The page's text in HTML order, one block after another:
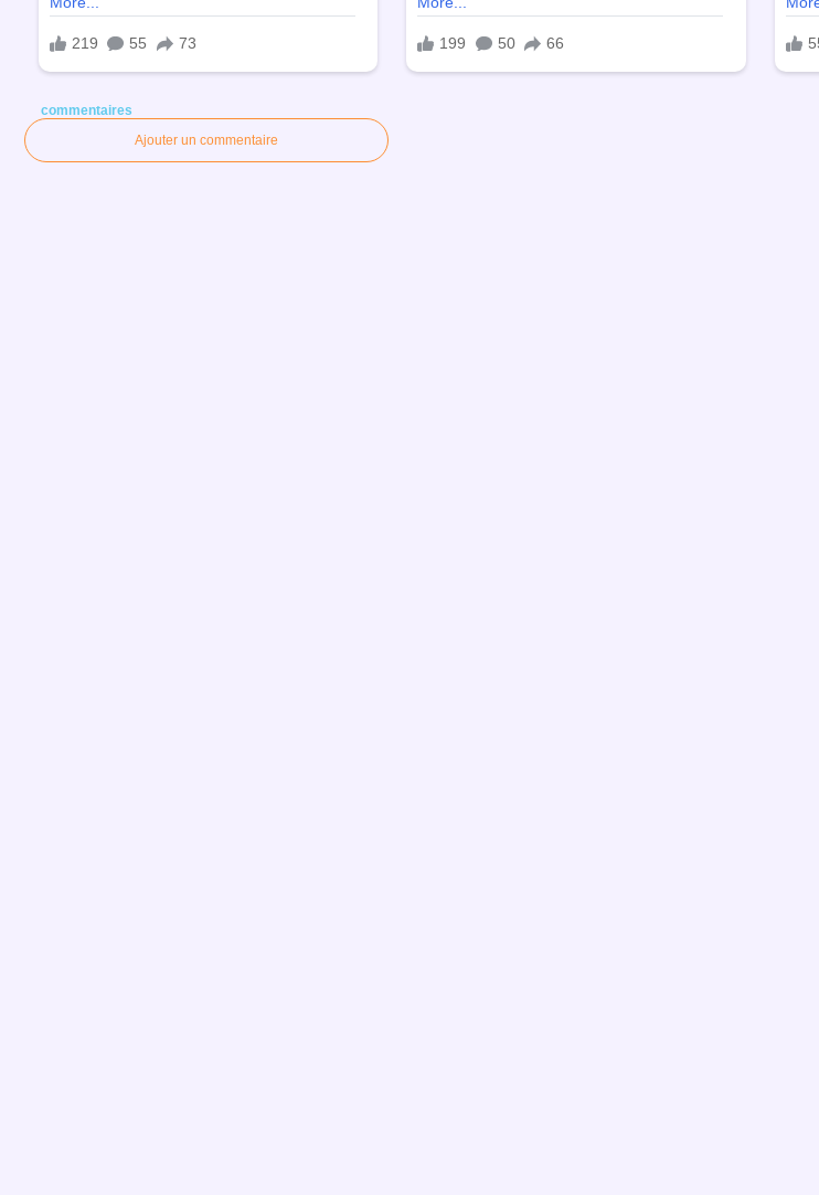
commentaires
Ajouter un commentaire